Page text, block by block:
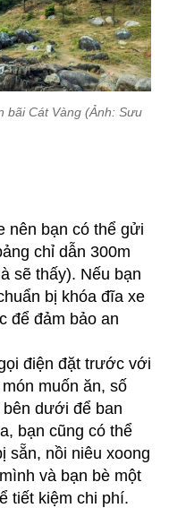
bãi Cát Vàng (Ảnh: Sưu
nên bạn có thể gửi
chỉ dẫn 300m
sẽ thấy). Nếu bạn
bị khóa đĩa xe
để đảm bảo an
điện đặt trước với
muốn ăn, số
dưới để ban
bạn cũng có thể
sẵn, nồi niêu xoong
và bạn bè một
tiết kiệm chi phí.